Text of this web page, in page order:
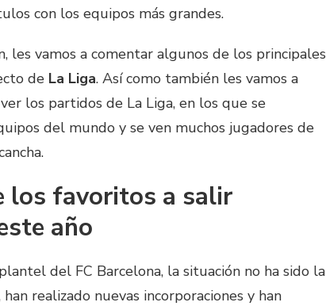
con los equipos más grandes.
les vamos a comentar algunos de los principales
de La Liga. Así como también les vamos a
los partidos de La Liga, en los que se
del mundo y se ven muchos jugadores de
los favoritos a salir
año
del FC Barcelona, la situación no ha sido la
realizado nuevas incorporaciones y han